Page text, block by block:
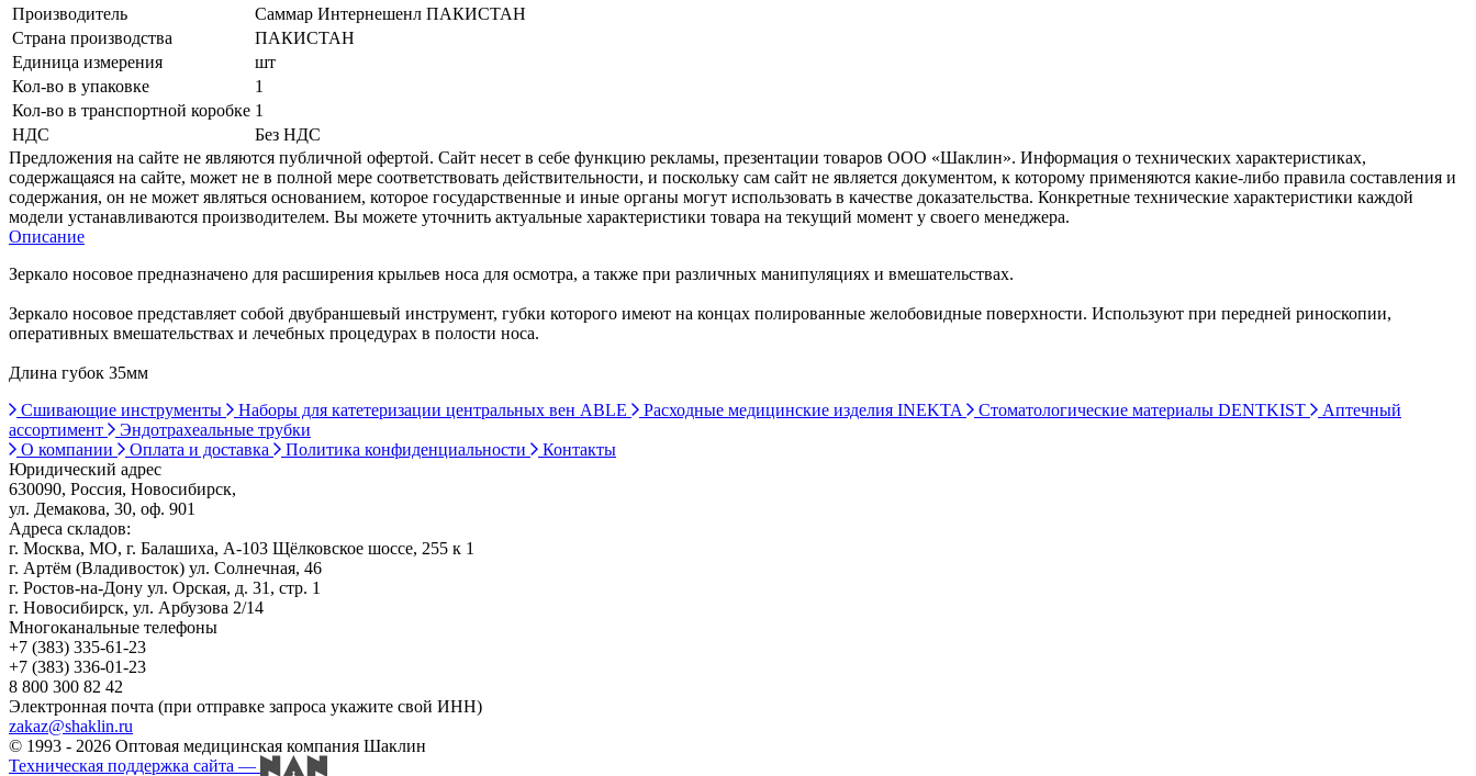
Производитель
Саммар Интернешенл ПАКИСТАН
Страна производства
ПАКИСТАН
Единица измерения
шт
Кол-во в упаковке
1
Кол-во в транспортной коробке 1
НДС
Без НДС
Предложения на сайте не являются публичной офертой. Сайт несет в себе функцию рекламы, презентации товаров ООО «Шаклин». Информация о технических характеристиках,
содержащаяся на сайте, может не в полной мере соответствовать действительности, и поскольку сам сайт не является документом, к которому применяются какие-либо правила составления и
содержания, он не может являться основанием, которое государственные и иные органы могут использовать в качестве доказательства. Конкретные технические характеристики каждой
модели устанавливаются производителем. Вы можете уточнить актуальные характеристики товара на текущий момент у своего менеджера.
Описание
Зеркало носовое предназначено для расширения крыльев носа для осмотра, а также при различных манипуляциях и вмешательствах.
Зеркало носовое представляет собой двубраншевый инструмент, губки которого имеют на концах полированные желобовидные поверхности. Используют при передней риноскопии,
оперативных вмешательствах и лечебных процедурах в полости носа.
Длина губок 35мм
Сшивающие инструменты
Наборы для катетеризации центральных вен ABLE Расходные медицинские изделия INEKTA Стоматологические материалы DENTKIST
Аптечный
ассортимент
Эндотрахеальные трубки
О компании
Оплата и доставка Политика конфиденциальности
Контакты
Юридический адрес
630090, Россия, Новосибирск,
ул. Демакова, 30, оф. 901
Адреса складов:
г. Москва, МО, г. Балашиха, А-103 Щёлковское шоссе, 255 к 1
г. Артём (Владивосток) ул. Солнечная, 46
г. Ростов-на-Дону ул. Орская, д. 31, стр. 1
г. Новосибирск, ул. Арбузова 2/14
Многоканальные телефоны
+7 (383) 335-61-23
+7 (383) 336-01-23
8 800 300 82 42
Электронная почта (при отправке запроса укажите свой ИНН)
zakaz@shaklin.ru
© 1993 - 2026 Оптовая медицинская компания Шаклин
Техническая поддержка сайта —